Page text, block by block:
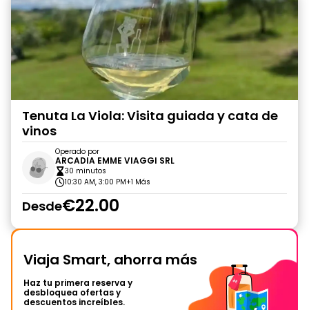
Tenuta La Viola: Visita guiada y cata de
vinos
Operado por
ARCADIA EMME VIAGGI SRL
30 minutos
10:30 AM, 3:00 PM+1 Más
Desde€22.00
Viaja Smart, ahorra más
Haz tu primera reserva y
desbloquea ofertas y
descuentos increíbles.